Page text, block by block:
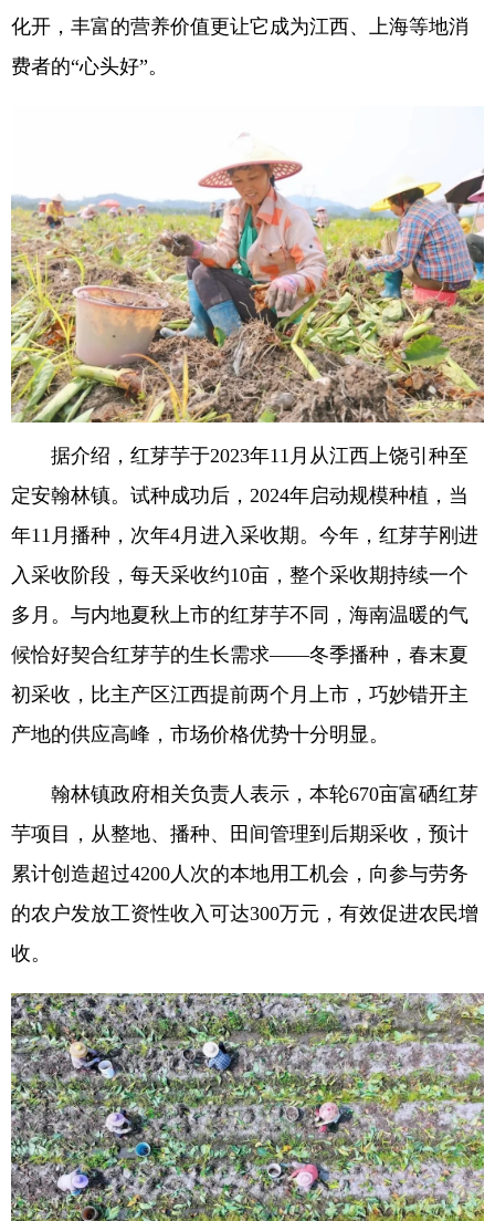
化开，丰富的营养价值更让它成为江西、上海等地消
费者的“心头好”。
据介绍，红芽芋于2023年11月从江西上饶引种至
定安翰林镇。试种成功后，2024年启动规模种植，当
年11月播种，次年4月进入采收期。今年，红芽芋刚进
入采收阶段，每天采收约10亩，整个采收期持续一个
多月。与内地夏秋上市的红芽芋不同，海南温暖的气
候恰好契合红芽芋的生长需求——冬季播种，春末夏
初采收，比主产区江西提前两个月上市，巧妙错开主
产地的供应高峰，市场价格优势十分明显。
翰林镇政府相关负责人表示，本轮670亩富硒红芽
芋项目，从整地、播种、田间管理到后期采收，预计
累计创造超过4200人次的本地用工机会，向参与劳务
的农户发放工资性收入可达300万元，有效促进农民增
收。